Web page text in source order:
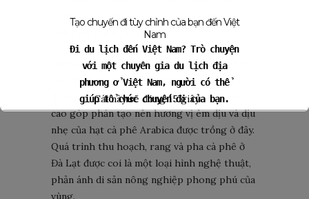
trồng hạt cà phê Arabica, loại cà phê nổi
tiếng với hương vị tinh tế.
Những đồn điền cà phê đẹp như tranh vẽ ở
Đà Lạt mang đến khung cảnh tuyệt đẹp cho
du khách khám phá. Khí hậu độc đáo và độ
cao góp phần tạo nên hương vị êm dịu và dịu
nhẹ của hạt cà phê Arabica được trồng ở đây.
Quá trình thu hoạch, rang và pha cà phê ở
Đà Lạt được coi là một loại hình nghệ thuật,
phản ánh di sản nông nghiệp phong phú của
vùng.
Tạo chuyến đi tùy chỉnh của bạn đến Việt
Nam
Đi du lịch đến Việt Nam? Trò chuyện
với một chuyên gia du lịch địa
phương ở Việt Nam, người có thể
giúp tổ chức chuyến đi của bạn.
Yêu cầu tour du lịch
Cái này sẽ đóng14giây